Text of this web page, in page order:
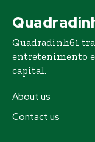
Quadradinh61
entretenimento
capital.
About us
Contact us